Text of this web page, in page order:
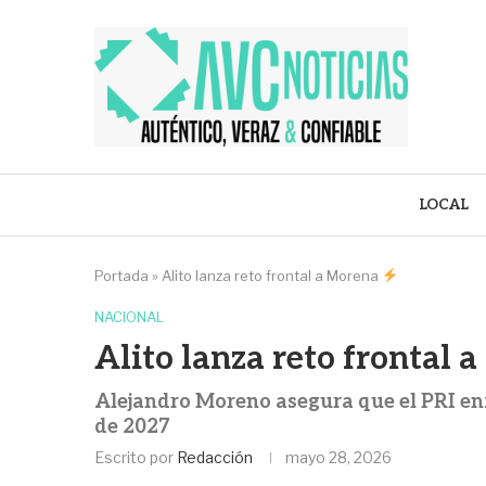
LOCAL
Portada » Alito lanza reto frontal a Morena
NACIONAL
Alito lanza reto frontal
Alejandro Moreno asegura que el PRI
de 2027
Escrito por Redacción mayo 28, 2026